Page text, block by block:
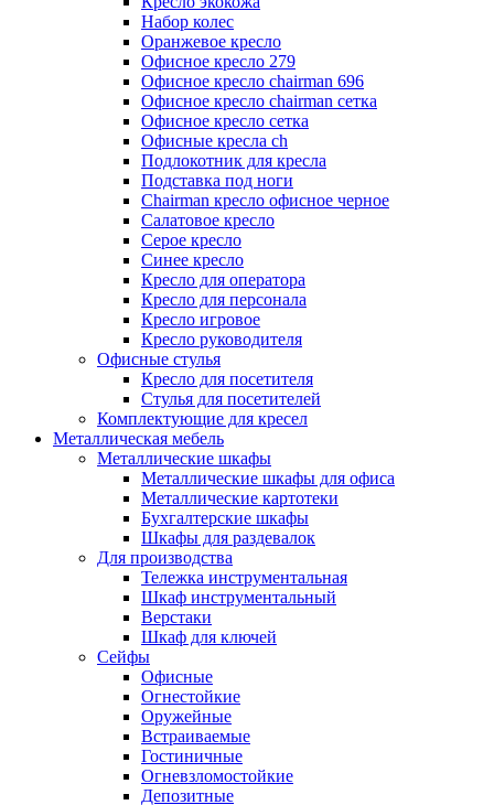
Набор колес
Оранжевое кресло
Офисное кресло 279
Офисное кресло chairman 696
Офисное кресло chairman сетка
Офисное кресло сетка
Офисные кресла ch
Подлокотник для кресла
Подставка под ноги
Сhairman кресло офисное черное
Салатовое кресло
Серое кресло
Синее кресло
Кресло для оператора
Кресло для персонала
Кресло игровое
Кресло руководителя
Офисные стулья
Кресло для посетителя
Стулья для посетителей
Комплектующие для кресел
Металлическая мебель
Металлические шкафы
Металлические шкафы для офиса
Металлические картотеки
Бухгалтерские шкафы
Шкафы для раздевалок
Для производства
Тележка инструментальная
Шкаф инструментальный
Верстаки
Шкаф для ключей
Сейфы
Офисные
Огнестойкие
Оружейные
Встраиваемые
Гостиничные
Огневзломостойкие
Депозитные